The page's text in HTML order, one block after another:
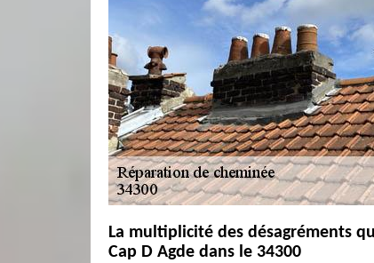
La multiplicité des désagréments
Cap D Agde dans le 34300